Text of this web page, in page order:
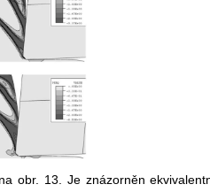
obr. 13. Je znázorněn